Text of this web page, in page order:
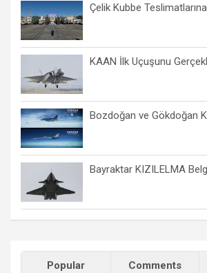
Çelik Kubbe
KAAN İlk Uçuşunu
Bozdoğan ve Gökdoğan
Bayraktar KIZILELMA
Popular Comments